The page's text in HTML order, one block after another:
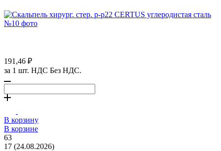
191,46 ₽
за 1 шт. НДС Без НДС.
В корзину
В корзине
63
17 (24.08.2026)